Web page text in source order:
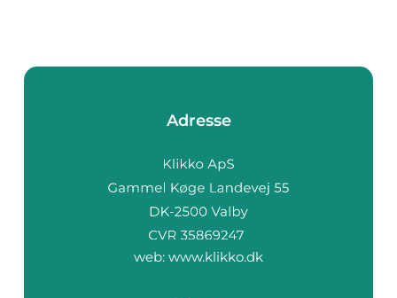
Adresse
web: www.klikko.dk